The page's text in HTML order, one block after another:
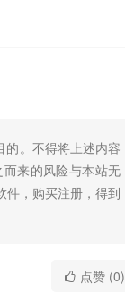
的。不得将上述内容
来的风险与本站无
件，购买注册，得到
点赞 (0)